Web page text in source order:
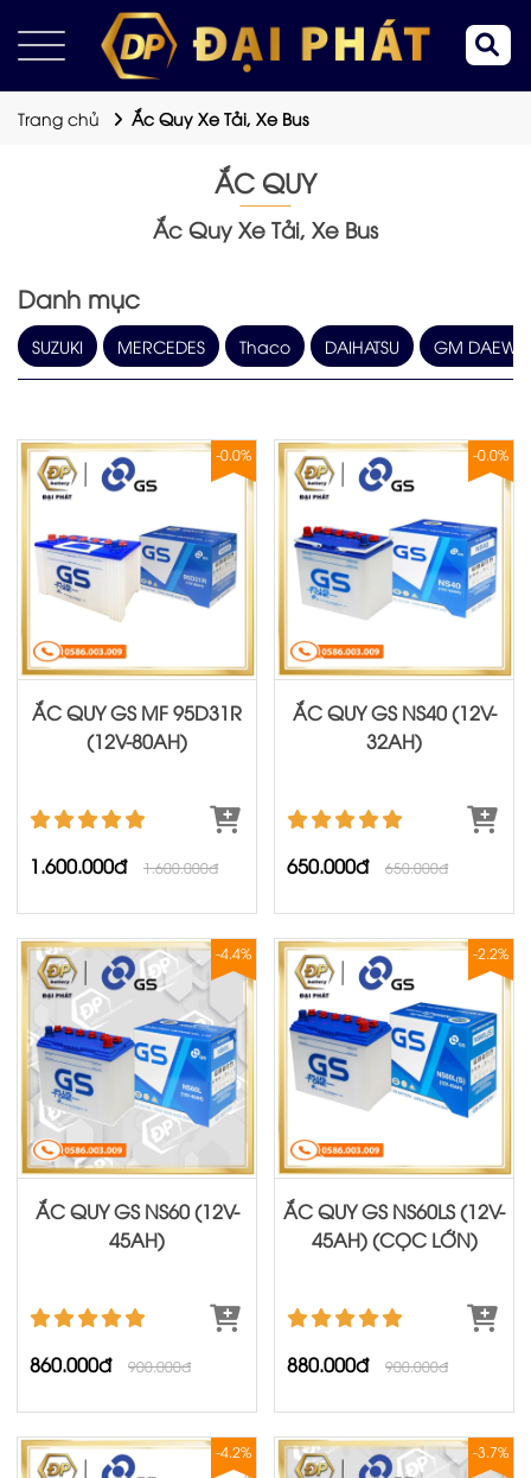
Trang chủ Ắc Quy Xe Tải, Xe Bus
ẮC QUY
Ắc Quy Xe Tải, Xe Bus
Danh mục
SUZUKI MERCEDES Thaco DAIHATSU GM
-0.0%
ẮC QUY GS MF 95D31R
(12V-80AH)
1.600.000đ 1.600.000đ
-0.0%
ẮC QUY GS NS40 (12V-
32AH)
650.000đ 650.000đ
-4.4%
ẮC QUY GS NS60 (12V-
45AH)
860.000đ 900.000đ
-2.2%
ẮC QUY GS NS60LS (12V-
45AH) (CỌC LỚN)
880.000đ 900.000đ
-4.2% -3.7%